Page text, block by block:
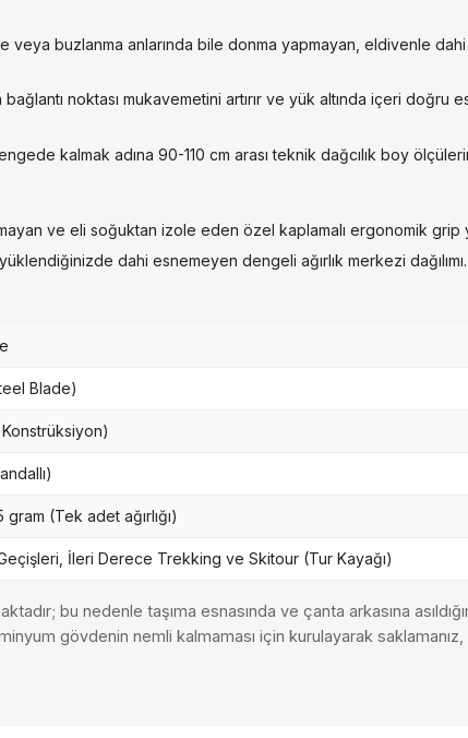
veya buzlanma anlarında bile donma yapmayan, eldivenle
bağlantı noktası mukavemetini artırır ve yük altında içeri
kalmak adına 90-110 cm arası teknik dağcılık boy
ve eli soğuktan izole eden özel kaplamalı ergonomik grip
dahi esnemeyen dengeli ağırlık merkezi dağılımı.
Blade)
(Tek adet ağırlığı)
Geçişleri, İleri Derece Trekking ve Skitour (Tur Kayağı)
bu nedenle taşıma esnasında ve çanta arkasına
gövdenin nemli kalmaması için kurulayarak